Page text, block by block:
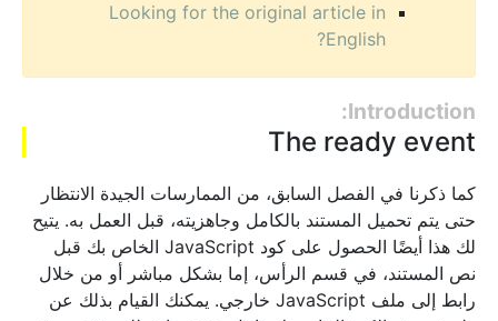
Looking for the original article in
English?
Introduction:
The ready event
كما ذكرنا في الفصل السابق، من الممارسات الجيدة الانتظار
حتى يتم تحميل المستند بالكامل وجاهزيته، قبل العمل به. يتيح
لك هذا أيضًا الحصول على كود JavaScript الخاص بك قبل
نص المستند، في قسم الرأس، إما بشكل مباشر أو من خلال
رابط إلى ملف JavaScript خارجي. يمكنك القيام بذلك عن